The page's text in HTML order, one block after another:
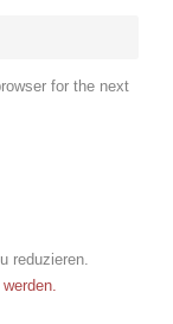
for the next
reduzieren.